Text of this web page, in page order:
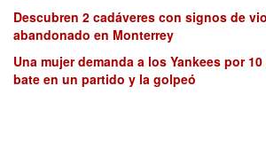
Descubren 2 cadáveres con signos de
abandonado en Monterrey
Una mujer demanda a los Yankees por
bate en un partido y la golpeó